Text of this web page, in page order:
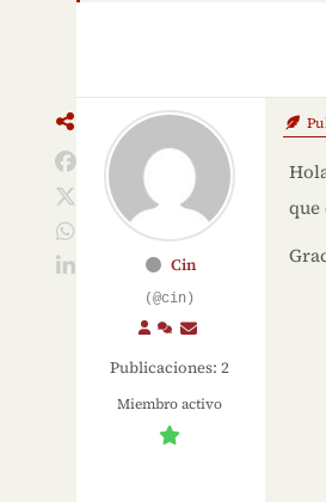
Cin
(@cin)
Publicaciones: 2
Miembro activo
que